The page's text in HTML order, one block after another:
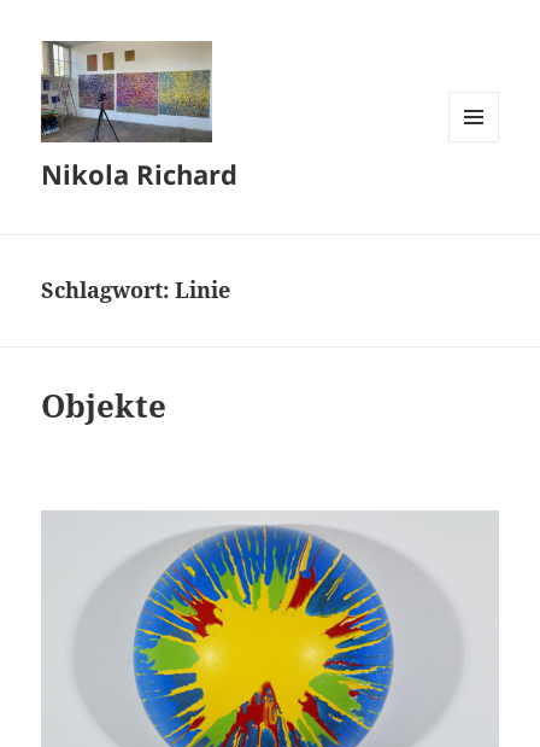
Nikola Richard
Schlagwort:Linie
Objekte